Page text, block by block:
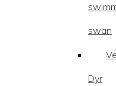
swan
Dyr